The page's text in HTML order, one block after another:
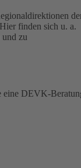
finden sich u. a.
und zu
eine DEVK-